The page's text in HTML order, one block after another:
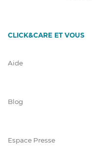
CLICK&CARE ET VOUS
Aide
Blog
Espace Presse